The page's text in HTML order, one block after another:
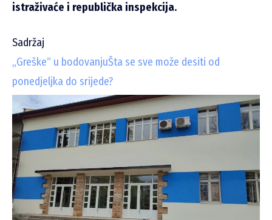
istraživaće i republička inspekcija.
Sadržaj
„Greške“ u bodovanjuŠta se sve može desiti od
ponedjeljka do srijede?